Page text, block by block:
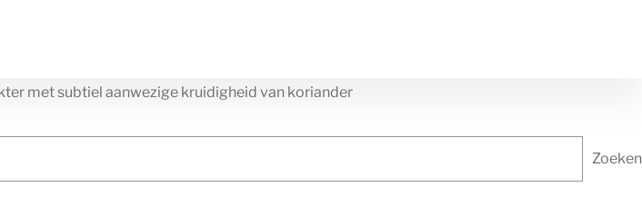
met subtiel aanwezige kruidigheid van koriander
Zoeken